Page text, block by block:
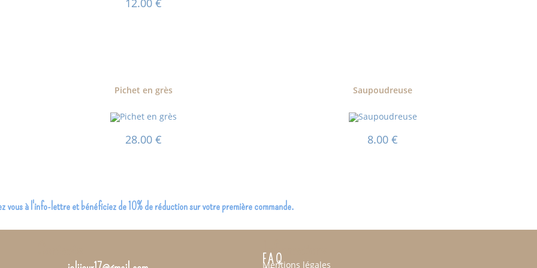
12.00 €
Pichet en grès
28.00 €
Saupoudreuse
8.00€
vous à l'info-lettre et bénéficiez de 10% de réduction sur votre première commande.
Informations
F A Q
Mentions légales